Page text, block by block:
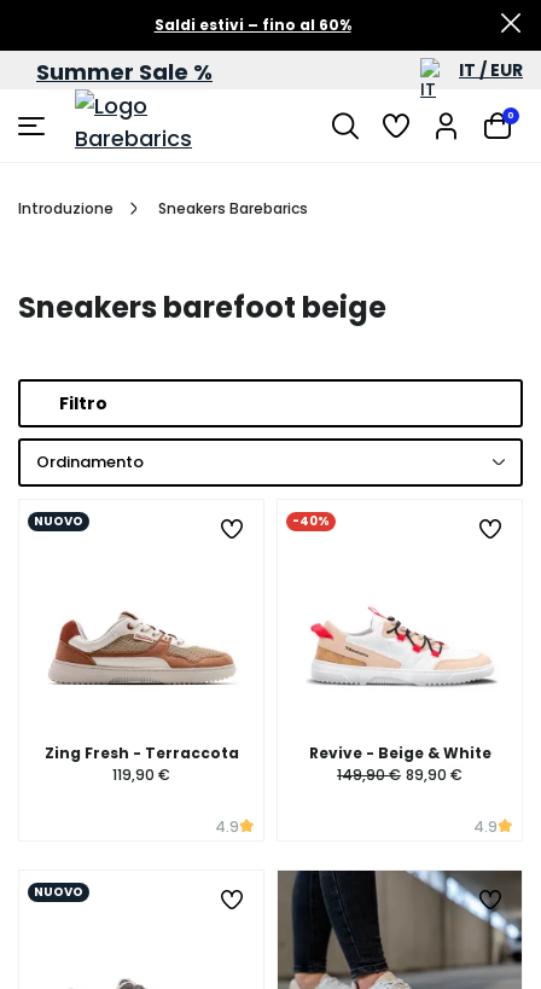
Saldi estivi – fino al 60%
Summer Sale % IT / EUR
0
Introduzione Sneakers Barebarics
Sneakers barefoot beige
Filtro
Ordinamento
NUOVO
Zing Fresh - Terraccota
119,90 €
4.9
-40%
Revive - Beige & White
149,90 € 89,90 €
4.9
NUOVO